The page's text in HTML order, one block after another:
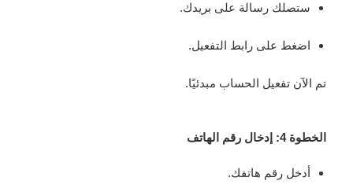
ستصلك رسالة على بريدك.
اضغط على رابط التفعيل.
تم الآن تفعيل الحساب مبدئيًا.
الخطوة 4: إدخال رقم الهاتف
أدخل رقم هاتفك.